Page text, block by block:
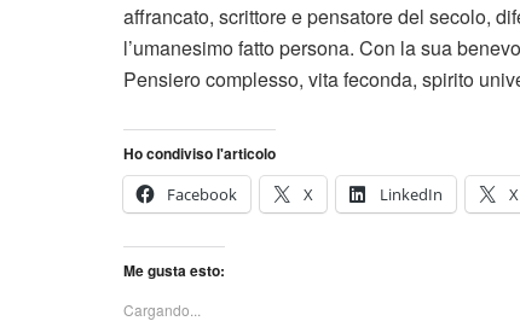
affrancato, scrittore e pensatore del secolo,
l’umanesimo fatto persona. Con la sua
Pensiero complesso, vita feconda, spirito
Ho condiviso l'articolo
Facebook
X LinkedIn X
Me gusta esto:
Cargando...